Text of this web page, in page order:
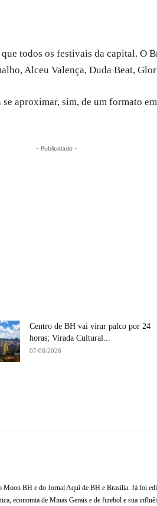
todos os festivais da capital. O
Alceu Valença, Duda Beat,
aproximar, sim, de um formato
- Publicidade -
Centro de BH vai virar palco por 24
horas; Virada Cultural...
07/08/2026
BH e do Jornal Aqui de BH e Brasília. Já foi
economia de Minas Gerais e de futebol e sua